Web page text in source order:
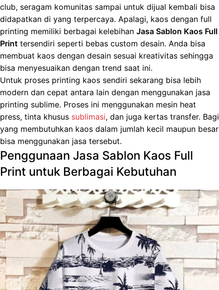
club, seragam komunitas sampai untuk dijual kembali bisa
didapatkan di yang terpercaya. Apalagi, kaos dengan full
printing memiliki berbagai kelebihan Jasa Sablon Kaos Full
Print tersendiri seperti bebas custom desain. Anda bisa
membuat kaos dengan desain sesuai kreativitas sehingga
bisa menyesuaikan dengan trend saat ini.
Untuk proses printing kaos sendiri sekarang bisa lebih
modern dan cepat antara lain dengan menggunakan jasa
printing sublime. Proses ini menggunakan mesin heat
press, tinta khusus sublimasi, dan juga kertas transfer. Bagi
yang membutuhkan kaos dalam jumlah kecil maupun besar
bisa menggunakan jasa tersebut.
Penggunaan Jasa Sablon Kaos Full
Print untuk Berbagai Kebutuhan